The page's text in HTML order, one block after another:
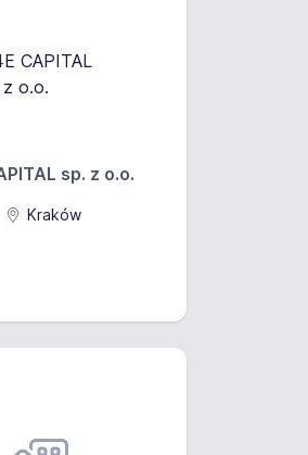
sp. z o.o.
Kraków